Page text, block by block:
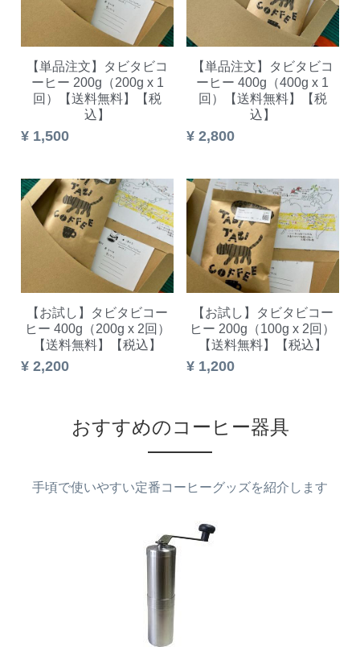
【単品注文】タビタビコ
ーヒー 200g（200g x 1
回）【送料無料】【税
込】
¥ 1,500
【単品注文】タビタビコ
ーヒー 400g（400g x 1
回）【送料無料】【税
込】
¥ 2,800
【お試し】タビタビコー
ヒー 400g（200g x 2回）
【送料無料】【税込】
¥ 2,200
【お試し】タビタビコー
ヒー 200g（100g x 2回）
【送料無料】【税込】
¥ 1,200
おすすめのコーヒー器具
手頃で使いやすい定番コーヒーグッズを紹介します